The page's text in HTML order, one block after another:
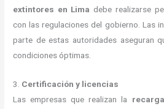
extintores en Lima debe realizarse
con las regulaciones del gobierno. Las
parte de estas autoridades aseguran
condiciones óptimas.
3. Certificación y licencias
Las empresas que realizan la